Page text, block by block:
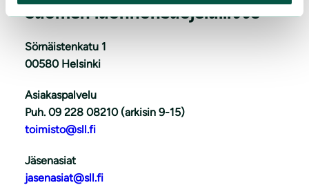
Suomen luonnonsuojeluliitto
Sörnäistenkatu 1
00580 Helsinki
Asiakaspalvelu
Puh. 09 228 08210 (arkisin 9-15)
toimisto@sll.fi
Jäsenasiat
jasenasiat@sll.fi